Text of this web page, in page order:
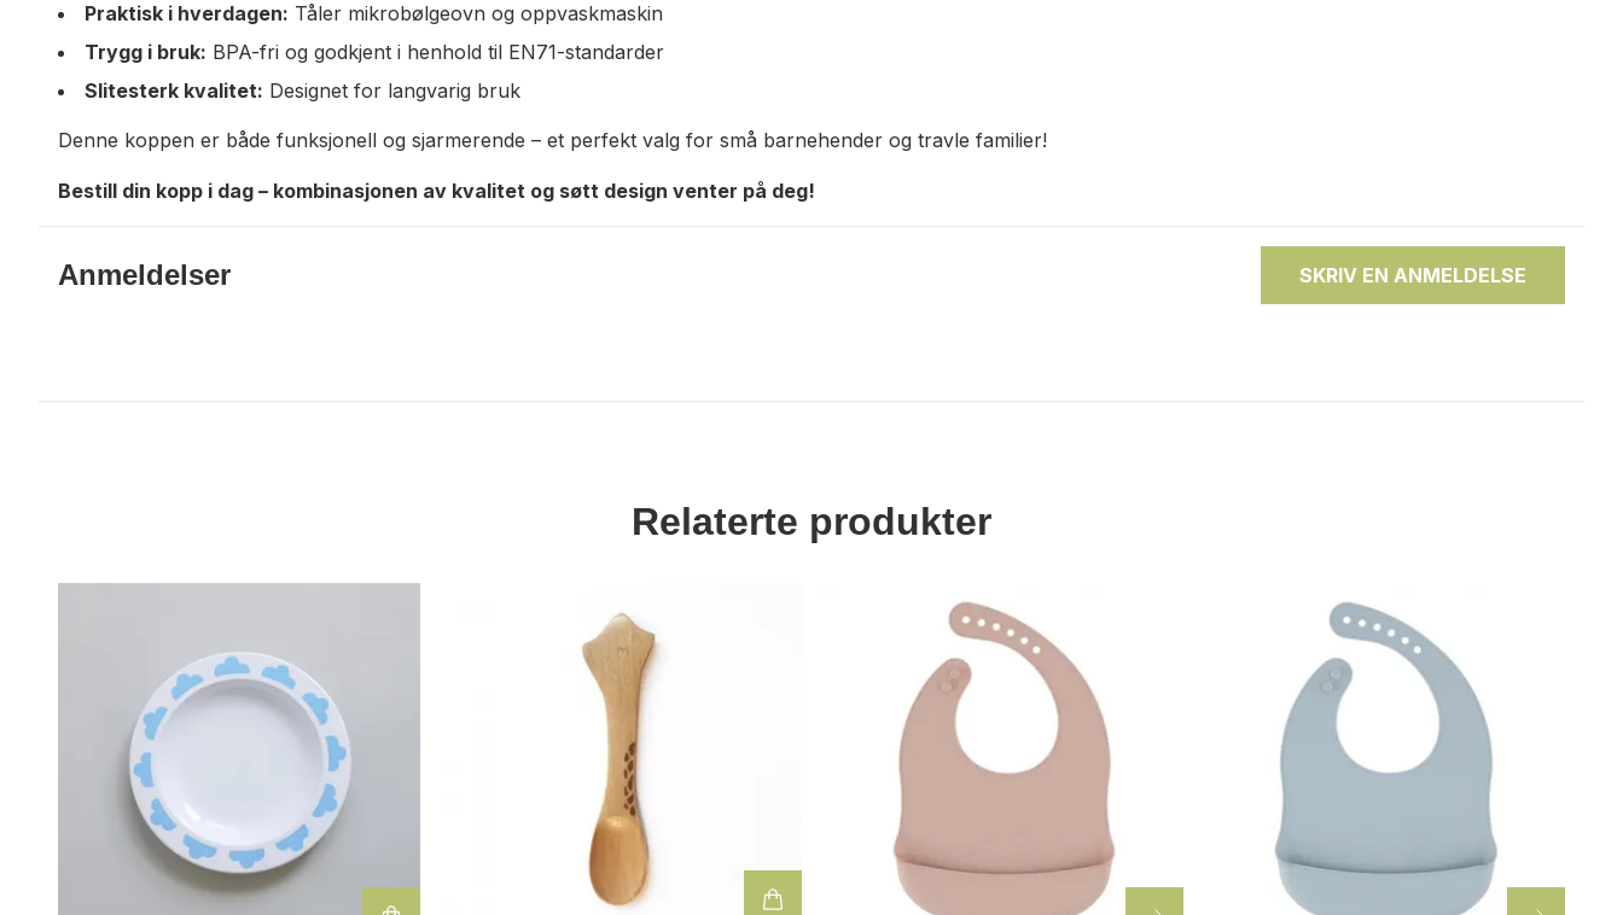
Praktisk i hverdagen: Tåler mikrobølgeovn og oppvaskmaskin
Trygg i bruk: BPA-fri og godkjent i henhold til EN71-standarder
Slitesterk kvalitet: Designet for langvarig bruk
Denne koppen er både funksjonell og sjarmerende – et perfekt valg for små barnehender og travle familier!
Bestill din kopp i dag – kombinasjonen av kvalitet og søtt design venter på deg!
Anmeldelser SKRIV EN ANMELDELSE
Relaterte produkter